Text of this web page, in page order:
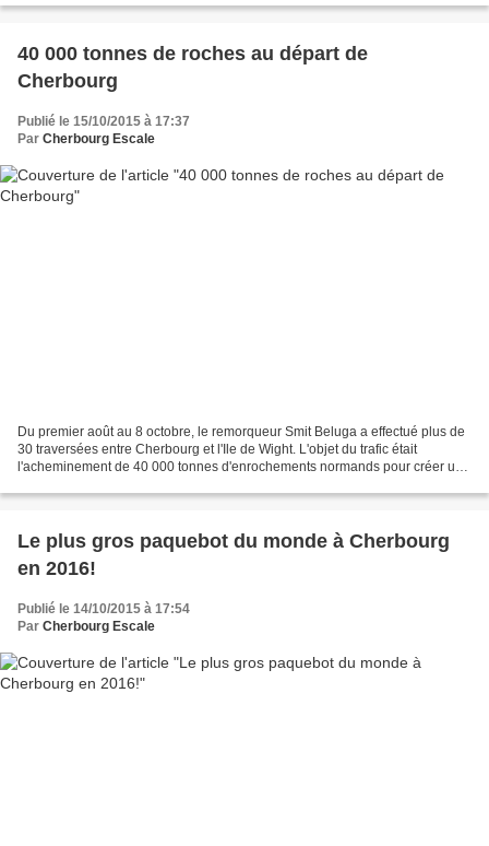
40 000 tonnes de roches au départ de
Cherbourg
Publié le 15/10/2015 à 17:37
Par Cherbourg Escale
Du premier août au 8 octobre, le remorqueur Smit Beluga a effectué plus de
30 traversées entre Cherbourg et l'Ile de Wight. L'objet du trafic était
l'acheminement de 40 000 tonnes d'enrochements normands pour créer une
Le plus gros paquebot du monde à Cherbourg
en 2016!
Publié le 14/10/2015 à 17:54
Par Cherbourg Escale